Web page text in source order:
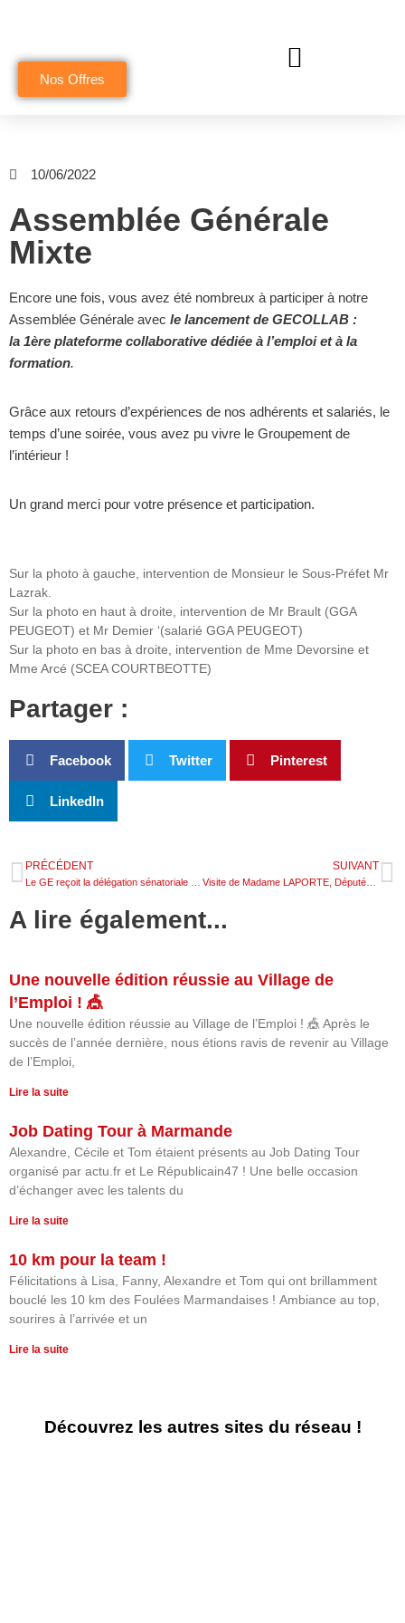
contenu
Nos Offres
10/06/2022
Assemblée Générale
Mixte
Encore une fois, vous avez été nombreux à participer à notre
Assemblée Générale avec le lancement de GECOLLAB :
la 1ère plateforme collaborative dédiée à l’emploi et à la
formation.
Grâce aux retours d’expériences de nos adhérents et salariés, le
temps d’une soirée, vous avez pu vivre le Groupement de
l’intérieur !
Un grand merci pour votre présence et participation.
Sur la photo à gauche, intervention de Monsieur le Sous-Préfet Mr
Lazrak.
Sur la photo en haut à droite, intervention de Mr Brault (GGA
PEUGEOT) et Mr Demier ‘(salarié GGA PEUGEOT)
Sur la photo en bas à droite, intervention de Mme Devorsine et
Mme Arcé (SCEA COURTBEOTTE)
Partager :
Facebook Twitter Pinterest
LinkedIn
PRÉCÉDENT SUIVANT
Visite de Madame LAPORTE, Députée du Lot-Et-Garonne
A lire également...
Une nouvelle édition réussie au Village de
l’Emploi ! 🎪
Une nouvelle édition réussie au Village de l’Emploi ! 🎪 Après le
succès de l’année dernière, nous étions ravis de revenir au Village
de l’Emploi,
Lire la suite
Job Dating Tour à Marmande
Alexandre, Cécile et Tom étaient présents au Job Dating Tour
organisé par actu.fr et Le Républicain47 ! Une belle occasion
d’échanger avec les talents du
Lire la suite
10 km pour la team !
Félicitations à Lisa, Fanny, Alexandre et Tom qui ont brillamment
bouclé les 10 km des Foulées Marmandaises ! Ambiance au top,
sourires à l’arrivée et un
Lire la suite
Découvrez les autres sites du réseau !